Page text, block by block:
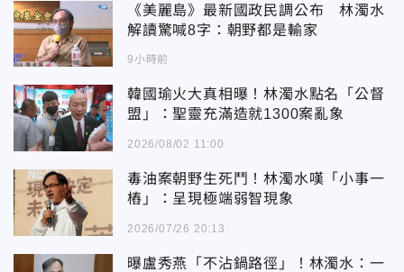
《美麗島》最新國政民調公布 林濁水
解讀驚喊8字：朝野都是輸家
9小時前
韓國瑜火大真相曝！林濁水點名「公督
盟」：聖靈充滿造就1300案亂象
2026/08/02 11:00
毒油案朝野生死鬥！林濁水嘆「小事一
樁」：呈現極端弱智現象
2026/07/26 20:13
曝盧秀燕「不沾鍋路徑」！林濁水：一